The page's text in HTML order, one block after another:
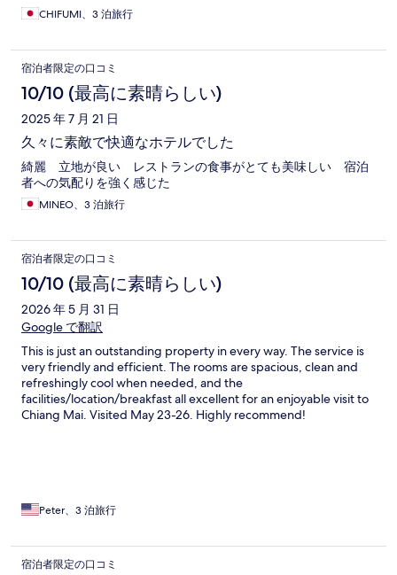
CHIFUMI、3 泊旅行
宿泊者限定の口コミ
10/10 (最高に素晴らしい)
2025 年 7 月 21 日
久々に素敵で快適なホテルでした
綺麗 立地が良い レストランの食事がとても美味しい 宿泊
者への気配りを強く感じた
MINEO、3 泊旅行
宿泊者限定の口コミ
10/10 (最高に素晴らしい)
2026 年 5 月 31 日
Google で翻訳
This is just an outstanding property in every way. The service is
very friendly and efficient. The rooms are spacious, clean and
refreshingly cool when needed, and the
facilities/location/breakfast all excellent for an enjoyable visit to
Chiang Mai. Visited May 23-26. Highly recommend!
Peter、3 泊旅行
宿泊者限定の口コミ